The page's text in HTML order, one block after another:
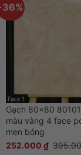
Gạch 80×80
màu vàng 4 face
men bóng
252.000 ₫